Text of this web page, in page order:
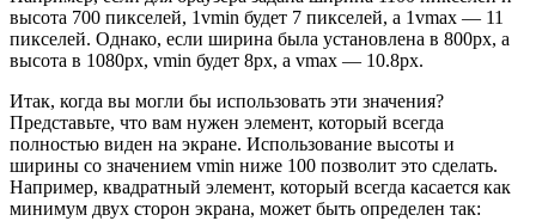
высота 700 пикселей, 1vmin будет 7 пикселей, а 1vmax — 11
пикселей. Однако, если ширина была установлена в 800px, а
высота в 1080px, vmin будет 8px, а vmax — 10.8px.
Итак, когда вы могли бы использовать эти значения?
Представьте, что вам нужен элемент, который всегда
полностью виден на экране. Использование высоты и
ширины со значением vmin ниже 100 позволит это сделать.
Например, квадратный элемент, который всегда касается как
минимум двух сторон экрана, может быть определен так: